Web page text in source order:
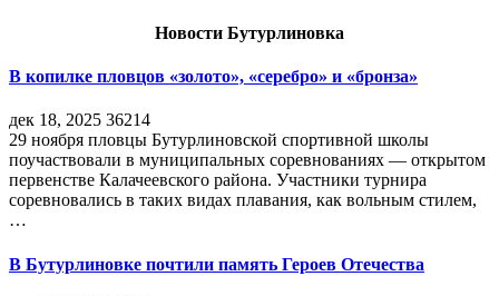
Новости Бутурлиновка
В копилке пловцов «золото», «серебро» и «бронза»
дек 18, 2025 36214
29 ноября пловцы Бутурлиновской спортивной школы
поучаствовали в муниципальных соревнованиях — открытом
первенстве Калачеевского района. Участники турнира
соревновались в таких видах плавания, как вольным стилем,
…
В Бутурлиновке почтили память Героев Отечества